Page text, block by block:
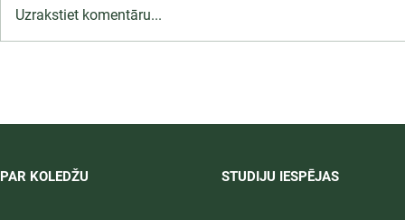
12.09.2026.
Uzrakstiet komentāru...
PAR KOLEDŽU STUDIJU IESPĒJAS